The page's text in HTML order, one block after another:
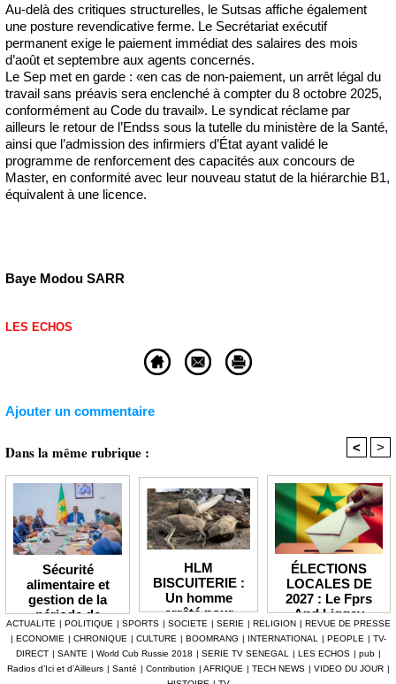
Au-delà des critiques structurelles, le Sutsas affiche également
une posture revendicative ferme. Le Secrétariat exécutif
permanent exige le paiement immédiat des salaires des mois
d’août et septembre aux agents concernés.
Le Sep met en garde : «en cas de non-paiement, un arrêt légal du
travail sans préavis sera enclenché à compter du 8 octobre 2025,
conformément au Code du travail». Le syndicat réclame par
ailleurs le retour de l’Endss sous la tutelle du ministère de la Santé,
ainsi que l’admission des infirmiers d’État ayant validé le
programme de renforcement des capacités aux concours de
Master, en conformité avec leur nouveau statut de la hiérarchie B1,
équivalent à une licence.
Baye Modou SARR
LES ECHOS
Ajouter un commentaire
Dans la même rubrique : < >
Sécurité
alimentaire et
gestion de la
période de
soudure Le
gouvernement
débloque plus de
7,2 milliards F
HLM
BISCUITERIE :
Un homme
arrêté pour
abattage
clandestin d’un
mouton et
tentative de
ÉLECTIONS
LOCALES DE
2027 : Le Fprs
And Liggey
plaide pour un
report du scrutin
prévu en janvier
prochain
ACTUALITE | POLITIQUE | SPORTS | SOCIETE | SERIE | RELIGION | REVUE DE PRESSE
| ECONOMIE | CHRONIQUE | CULTURE | BOOMRANG | INTERNATIONAL | PEOPLE | TV-
DIRECT | SANTE | World Cub Russie 2018 | SERIE TV SENEGAL | LES ECHOS | pub |
Radios d’Ici et d’Ailleurs | Santé | Contribution | AFRIQUE | TECH NEWS | VIDEO DU JOUR |